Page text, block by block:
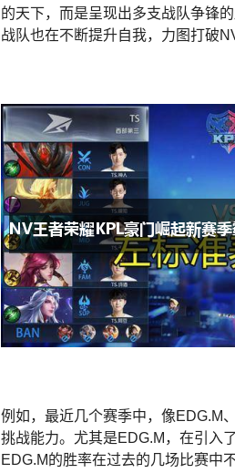
的天下，而是呈现出多支战队争锋
战队也在不断提升自我，力图打破
例如，最近几个赛季中，像EDG.M
挑战能力。尤其是EDG.M，在引入
EDG.M的胜率在过去的几场比赛中